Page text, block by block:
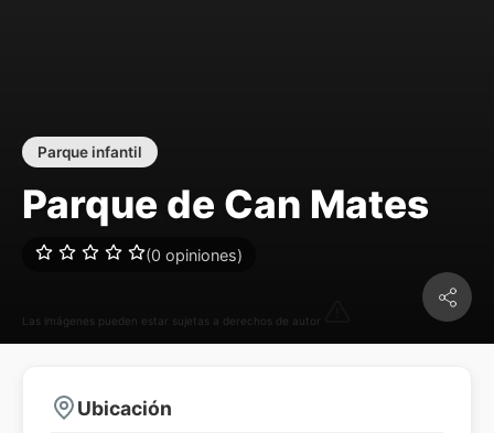
Las imágenes pueden estar sujetas a derechos de autor
Parque infantil
Parque de Can Mates
(0 opiniones)
Ubicación